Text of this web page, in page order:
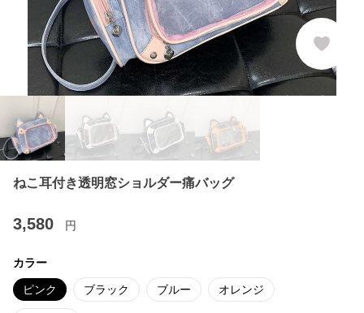
ねこ耳付き透明窓ショルダー痛バッグ
3,580 円
カラー
ピンク ブラック ブルー オレンジ